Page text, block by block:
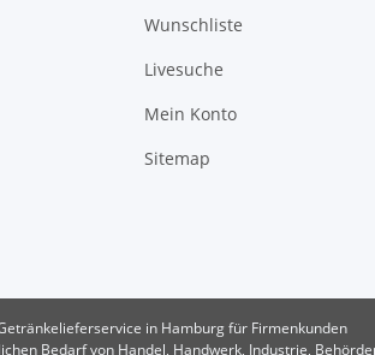
Wunschliste
Livesuche
Mein Konto
Sitemap
in Hamburg für Firmenkunden
Bedarf von Handel, Handwerk, Industrie,